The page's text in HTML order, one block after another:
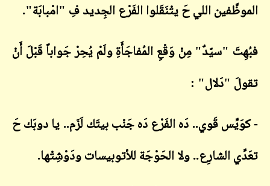
الموظَّفين اللي حَ يتْنَقَلوا الفَرْع الجِديد فِ "امْبابَة".
فبُهِتَ "سيّدٌ" مِنْ وَقْعِ المُفاجَأَةِ ولَمْ يُحِرْ جَواباً قَبْلَ أَنْ
تقولَ "دَلال" :
- كوَيِّس قَوي.. دَه الفَرْع دَه جَنْب بيتَك لَزَم.. يا دوبَك حَ
تعَدِّي الشارِع.. ولا الحَوْجَة للأتوبيسات ودَوْشِتْها.